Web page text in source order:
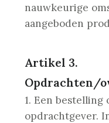
nauwkeurige
aangeboden
Artikel 3.
Opdrachten/
1. Een
opdrachtgever.